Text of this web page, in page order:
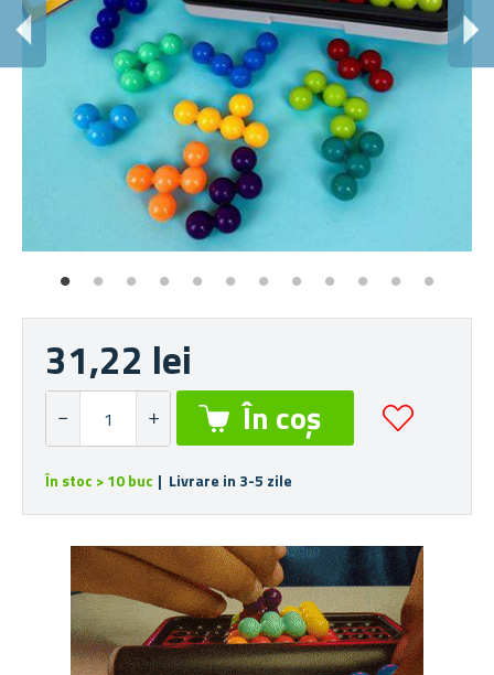
31,22 lei
În stoc > 10 buc | Livrare in 3-5 zile